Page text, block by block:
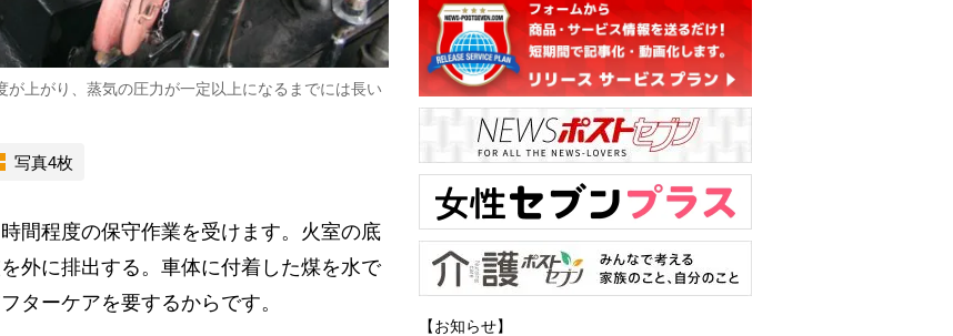
上がり、蒸気の圧力が一定以上になるまでには長い
写真4枚
間程度の保守作業を受けます。火室の底
外に排出する。車体に付着した煤を水で
ターケアを要するからです。
【お知らせ】